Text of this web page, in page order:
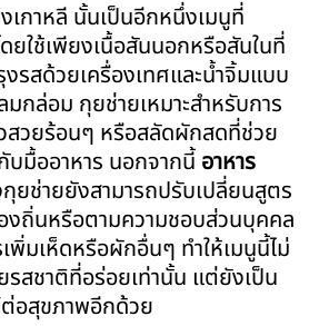
เกาหลี นั้นเป็นอีกหนึ่งเมนูที่
ดยใช้เพียงเนื้อสันนอกหรือสันในที่
รสด้วยเครื่องเทศและน้ำจิ้มแบบ
กล่อม กุยช่ายเหมาะสำหรับการ
สวยร้อนๆ หรือสลัดผักสดที่ช่วย
บมื้ออาหาร นอกจากนี้ อาหาร
ยช่ายยังสามารถปรับเปลี่ยนสูตร
งถิ่นหรือตามความชอบส่วนบุคคล
พิ่มเห็ดหรือผักอื่นๆ ทำให้เมนูนี้ไม่
รสชาติที่อร่อยเท่านั้น แต่ยังเป็น
ต่อสุขภาพอีกด้วย